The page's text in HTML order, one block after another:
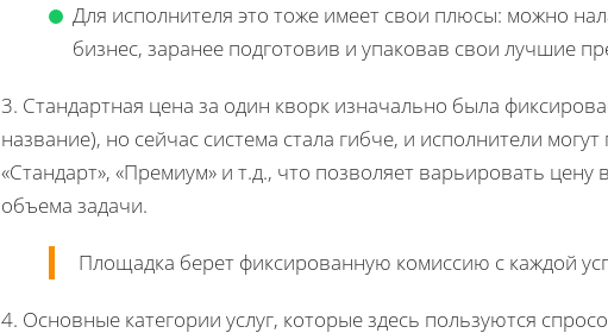
Для исполнителя это тоже имеет свои плюсы: можно
бизнес, заранее подготовив и упаковав свои лучшие
3. Стандартная цена за один кворк изначально была
название), но сейчас система стала гибче, и исполнители могут
«Стандарт», «Премиум» и т.д., что позволяет варьировать цену
объема задачи.
Площадка берет фиксированную комиссию с каждой
4. Основные категории услуг, которые здесь пользуются